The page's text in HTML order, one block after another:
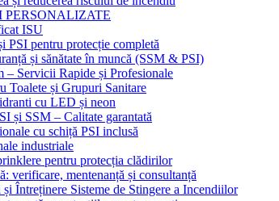
ISU
PSI pentru protecție completă
și sănătate în muncă (SSM & PSI)
– Servicii Rapide și Profesionale
Toalete și Grupuri Sanitare
cu LED și neon
și SSM – Calitate garantată
cu schiță PSI inclusă
industriale
pentru protecția clădirilor
verificare, mentenanță și consultanță
Întreținere Sisteme de Stingere a Incendiilor